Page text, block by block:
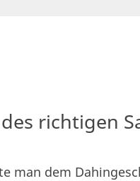
richtigen
man dem